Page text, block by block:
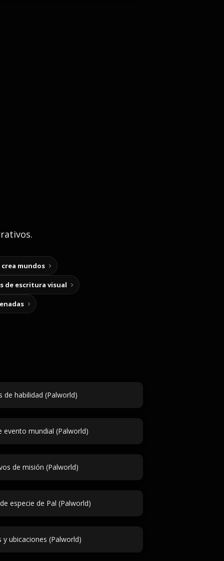
crea mundos
de escritura visual
de habilidad (Palworld)
evento mundial (Palworld)
de misión (Palworld)
especie de Pal (Palworld)
y ubicaciones (Palworld)